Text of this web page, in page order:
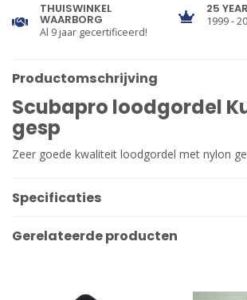
THUISWINKEL
WAARBORG
Al 9 jaar gecertificeerd!
25
1999 -
Productomschrijving
Scubapro loodgordel
gesp
Zeer goede kwaliteit loodgordel met nylon
Specificaties
Gerelateerde producten